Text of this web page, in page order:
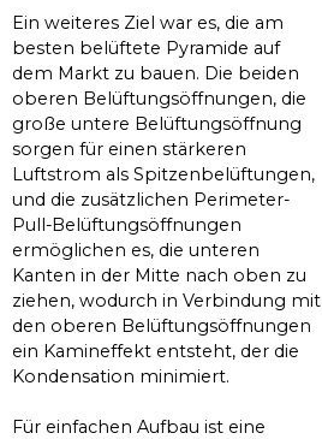
Ein weiteres Ziel war es, die am
besten belüftete Pyramide auf
dem Markt zu bauen. Die beiden
oberen Belüftungsöffnungen, die
große untere Belüftungsöffnung
sorgen für einen stärkeren
Luftstrom als Spitzenbelüftungen,
und die zusätzlichen Perimeter-
Pull-Belüftungsöffnungen
ermöglichen es, die unteren
Kanten in der Mitte nach oben zu
ziehen, wodurch in Verbindung mit
den oberen Belüftungsöffnungen
ein Kamineffekt entsteht, der die
Kondensation minimiert.
Für einfachen Aufbau ist eine